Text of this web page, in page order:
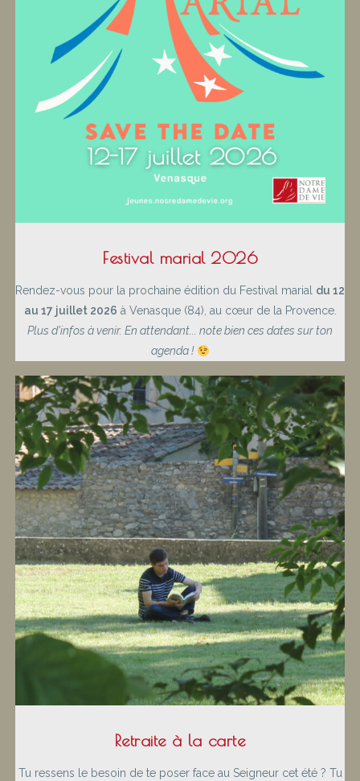
Festival marial 2026
Rendez-vous pour la prochaine édition du Festival marial du 12
au 17 juillet 2026 à Venasque (84), au cœur de la Provence.
Plus d'infos à venir. En attendant... note bien ces dates sur ton
agenda !
Retraite à la carte
Tu ressens le besoin de te poser face au Seigneur cet été ? Tu